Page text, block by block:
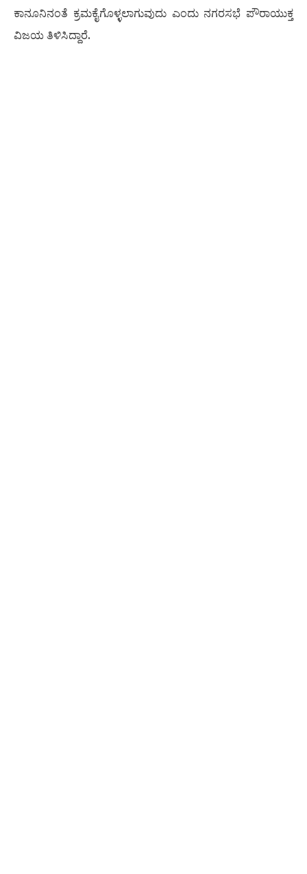
ಕಾನೂನಿನಂತೆ ಕ್ರಮಕೈಗೊಳ್ಳಲಾಗುವುದು ಎಂದು ನಗರಸಭೆ ಪೌರಾಯುಕ್ತ
ವಿಜಯ ತಿಳಿಸಿದ್ದಾರೆ.